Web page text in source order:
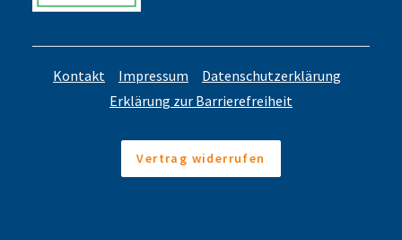
Kontakt Impressum
Datenschutzerklärung
Erklärung zur Barrierefreiheit
Vertrag widerrufen